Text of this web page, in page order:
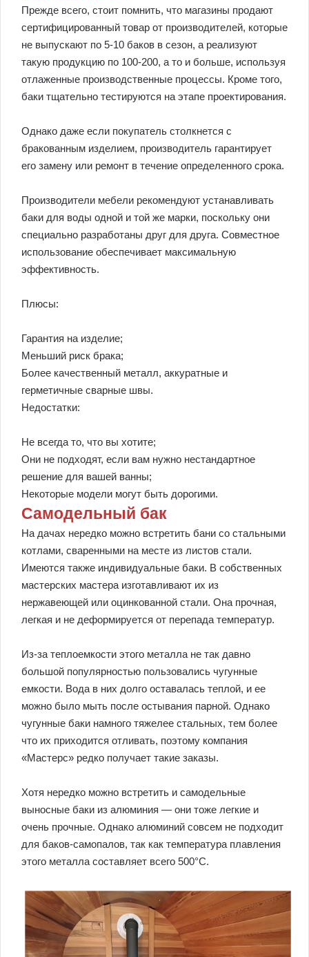
Прежде всего, стоит помнить, что магазины продают
сертифицированный товар от производителей, которые
не выпускают по 5-10 баков в сезон, а реализуют
такую продукцию по 100-200, а то и больше, используя
отлаженные производственные процессы. Кроме того,
баки тщательно тестируются на этапе проектирования.
Однако даже если покупатель столкнется с
бракованным изделием, производитель гарантирует
его замену или ремонт в течение определенного срока.
Производители мебели рекомендуют устанавливать
баки для воды одной и той же марки, поскольку они
специально разработаны друг для друга. Совместное
использование обеспечивает максимальную
эффективность.
Плюсы:
Гарантия на изделие;
Меньший риск брака;
Более качественный металл, аккуратные и
герметичные сварные швы.
Недостатки:
Не всегда то, что вы хотите;
Они не подходят, если вам нужно нестандартное
решение для вашей ванны;
Некоторые модели могут быть дорогими.
Самодельный бак
На дачах нередко можно встретить бани со стальными
котлами, сваренными на месте из листов стали.
Имеются также индивидуальные баки. В собственных
мастерских мастера изготавливают их из
нержавеющей или оцинкованной стали. Она прочная,
легкая и не деформируется от перепада температур.
Из-за теплоемкости этого металла не так давно
большой популярностью пользовались чугунные
емкости. Вода в них долго оставалась теплой, и ее
можно было мыть после остывания парной. Однако
чугунные баки намного тяжелее стальных, тем более
что их приходится отливать, поэтому компания
«Мастерс» редко получает такие заказы.
Хотя нередко можно встретить и самодельные
выносные баки из алюминия — они тоже легкие и
очень прочные. Однако алюминий совсем не подходит
для баков-самопалов, так как температура плавления
этого металла составляет всего 500°C.